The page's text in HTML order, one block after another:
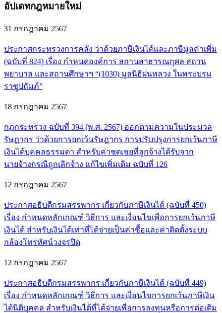
อัปเดทกฎหมายใหม่
31 กรกฎาคม 2567
ประกาศกระทรวงการคลัง ว่าด้วยภาษีเงินได้และภาษีมูลค่าเพิ่ม
(ฉบับที่ 824) เรื่อง กำหนดองค์การ สถานสาธารณกุศล สถาน
พยาบาล และสถานศึกษาฯ “(1030) มูลนิธิฝนหลวง ในพระบรม
ราชูปถัมภ์”
18 กรกฎาคม 2567
กฎกระทรวง ฉบับที่ 394 (พ.ศ. 2567) ออกตามความในประมวล
รัษฎากร ว่าด้วยการยกเว้นรัษฎากร การปรับปรุงการยกเว้นภาษี
เงินได้บุคคลธรรมดา สำหรับค่าชดเชยที่ลูกจ้างได้รับจาก
นายจ้างกรณีถูกเลิกจ้าง แก้ไขเพิ่มเติม ฉบับที่ 126
12 กรกฎาคม 2567
ประกาศอธิบดีกรมสรรพากร เกี่ยวกับภาษีเงินได้ (ฉบับที่ 450)
เรื่อง กำหนดหลักเกณฑ์ วิธีการ และเงื่อนไขเพื่อการยกเว้นภาษี
เงินได้ สำหรับเงินได้เท่าที่ได้จ่ายเป็นค่าซื้อและค่าติดตั้งระบบ
กล้องโทรทัศน์วงจรปิด
12 กรกฎาคม 2567
ประกาศอธิบดีกรมสรรพากร เกี่ยวกับภาษีเงินได้ (ฉบับที่ 449)
เรื่อง กำหนดหลักเกณฑ์ วิธีการ และเงื่อนไขการยกเว้นภาษีเงิน
ได้นิติบุคคล สำหรับเงินได้ที่ได้จ่ายเพื่อการลงทุนหรือการต่อเติม